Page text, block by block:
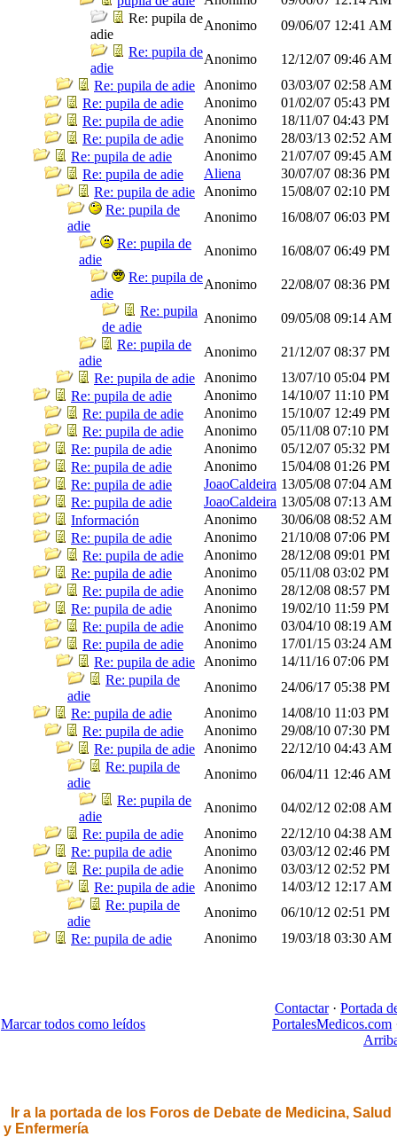
Re: pupila de
adie
Anonimo 09/06/07 12:41 AM
Re: pupila de
adie
Anonimo 12/12/07 09:46 AM
Re: pupila de adie
Anonimo 03/03/07 02:58 AM
Re: pupila de adie
Anonimo 01/02/07 05:43 PM
Re: pupila de adie
Anonimo 18/11/07 04:43 PM
Re: pupila de adie
Anonimo 28/03/13 02:52 AM
Re: pupila de adie
Anonimo 21/07/07 09:45 AM
Re: pupila de adie
Aliena 30/07/07 08:36 PM
Re: pupila de adie
Anonimo 15/08/07 02:10 PM
Re: pupila de
adie
Anonimo 16/08/07 06:03 PM
Re: pupila de
adie
Anonimo 16/08/07 06:49 PM
Re: pupila de
adie
Anonimo 22/08/07 08:36 PM
Re: pupila
de adie
Anonimo 09/05/08 09:14 AM
Re: pupila de
adie
Anonimo 21/12/07 08:37 PM
Re: pupila de adie
Anonimo 13/07/10 05:04 PM
Re: pupila de adie
Anonimo 14/10/07 11:10 PM
Re: pupila de adie
Anonimo 15/10/07 12:49 PM
Re: pupila de adie
Anonimo 05/11/08 07:10 PM
Re: pupila de adie
Anonimo 05/12/07 05:32 PM
Re: pupila de adie
Anonimo 15/04/08 01:26 PM
Re: pupila de adie
JoaoCaldeira 13/05/08 07:04 AM
Re: pupila de adie
JoaoCaldeira 13/05/08 07:13 AM
Información
Anonimo 30/06/08 08:52 AM
Re: pupila de adie
Anonimo 21/10/08 07:06 PM
Re: pupila de adie
Anonimo 28/12/08 09:01 PM
Re: pupila de adie
Anonimo 05/11/08 03:02 PM
Re: pupila de adie
Anonimo 28/12/08 08:57 PM
Re: pupila de adie
Anonimo 19/02/10 11:59 PM
Re: pupila de adie
Anonimo 03/04/10 08:19 AM
Re: pupila de adie
Anonimo 17/01/15 03:24 AM
Re: pupila de adie
Anonimo 14/11/16 07:06 PM
Re: pupila de
adie
Anonimo 24/06/17 05:38 PM
Re: pupila de adie
Anonimo 14/08/10 11:03 PM
Re: pupila de adie
Anonimo 29/08/10 07:30 PM
Re: pupila de adie
Anonimo 22/12/10 04:43 AM
Re: pupila de
adie
Anonimo 06/04/11 12:46 AM
Re: pupila de
adie
Anonimo 04/02/12 02:08 AM
Re: pupila de adie
Anonimo 22/12/10 04:38 AM
Re: pupila de adie
Anonimo 03/03/12 02:46 PM
Re: pupila de adie
Anonimo 03/03/12 02:52 PM
Re: pupila de adie
Anonimo 14/03/12 12:17 AM
Re: pupila de
adie
Anonimo 06/10/12 02:51 PM
Re: pupila de adie
Anonimo 19/03/18 03:30 AM
Marcar todos como leídos
Contactar· Portada
PortalesMedicos.com
Ir a la portada de los Foros de Debate de Medicina, Salud
y Enfermería